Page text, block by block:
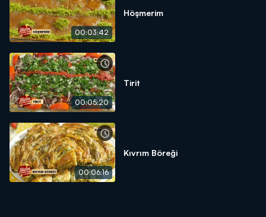
00:03:42
Höşmerim
00:05:20
Tirit
00:06:16
Kıvrım Böreği